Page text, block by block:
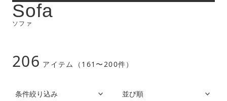
Sofa
ソファ
206 アイテム（161〜200件）